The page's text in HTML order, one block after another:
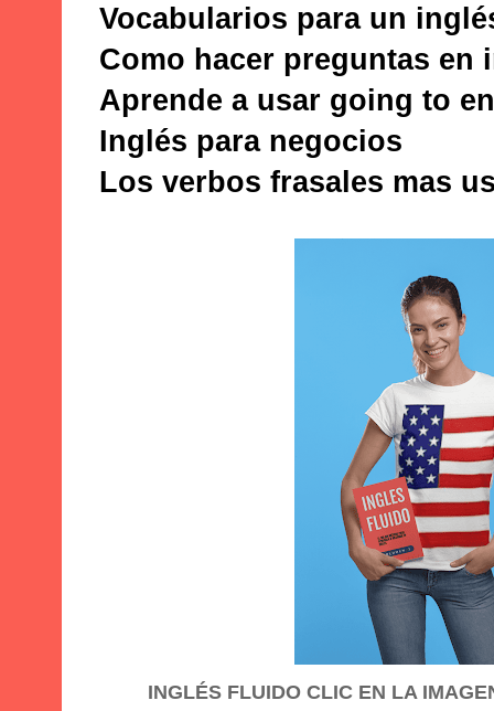
Vocabularios para un
Como hacer preguntas en
Aprende a usar going to
Inglés para negocios
Los verbos frasales mas
INGLÉS FLUIDO CLIC EN LA